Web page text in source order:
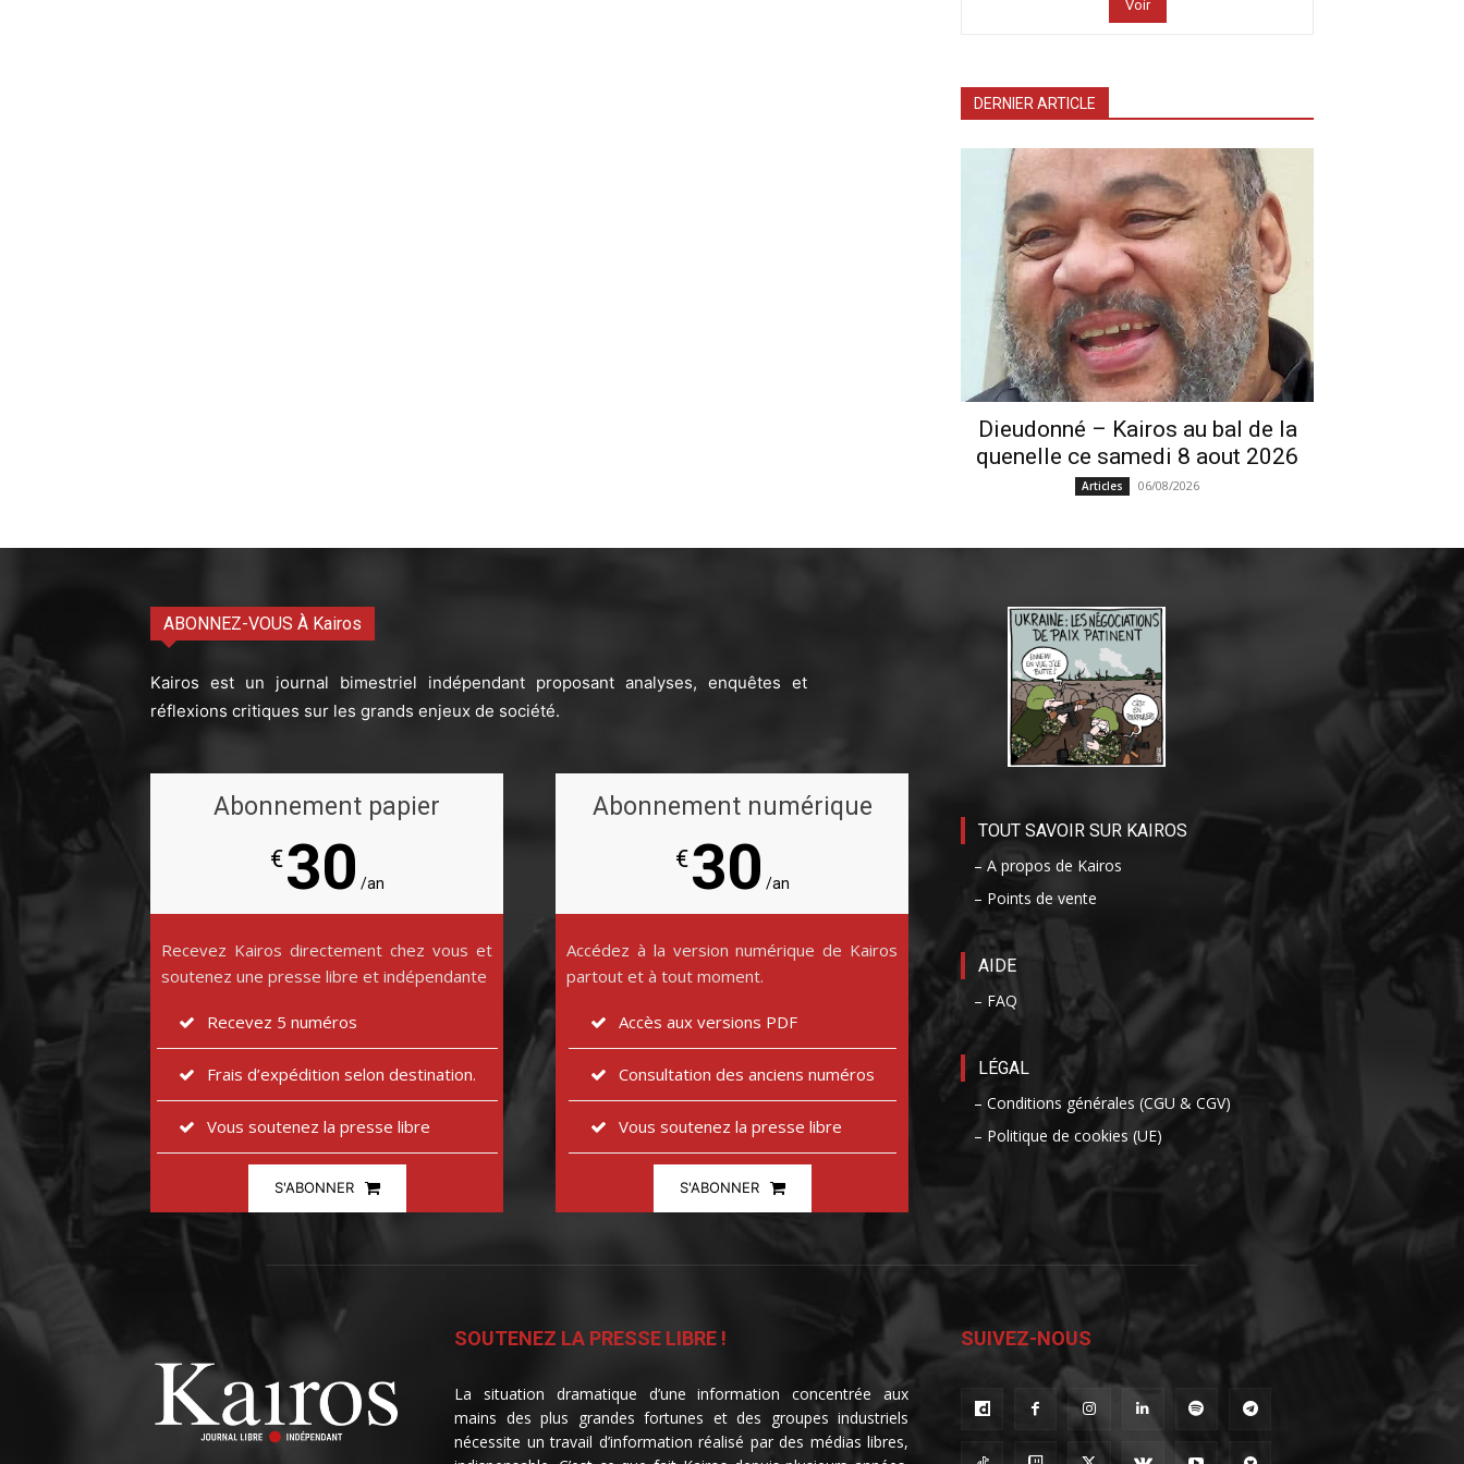
Voir
DERNIER ARTICLE
Dieudonné – Kairos au bal de la
quenelle ce samedi 8 aout 2026
Articles 06/08/2026
ABONNEZ-VOUS À Kairos
Kairos est un journal bimestriel indépendant proposant analyses, enquêtes et
réflexions critiques sur les grands enjeux de société.
Abonnement papier
€30 /an
Recevez Kairos directement chez vous et
soutenez une presse libre et indépendante
Recevez 5 numéros
Frais d’expédition selon destination.
Vous soutenez la presse libre
S'ABONNER
Abonnement numérique
€30 /an
Accédez à la version numérique de Kairos
partout et à tout moment.
Accès aux versions PDF
Consultation des anciens numéros
Vous soutenez la presse libre
S'ABONNER
TOUT SAVOIR SUR KAIROS
– A propos de Kairos
– Points de vente
AIDE
– FAQ
LÉGAL
– Conditions générales (CGU & CGV)
– Politique de cookies (UE)
SOUTENEZ LA PRESSE LIBRE !
La situation dramatique d’une information concentrée aux
mains des plus grandes fortunes et des groupes industriels
nécessite un travail d’information réalisé par des médias libres,
SUIVEZ-NOUS